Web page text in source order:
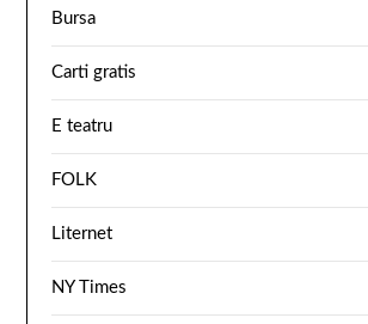
Bursa
Carti gratis
E teatru
FOLK
Liternet
NY Times